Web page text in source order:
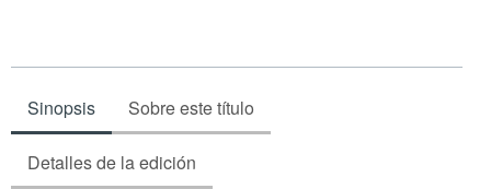
Sinopsis Sobre este título
Detalles de la edición